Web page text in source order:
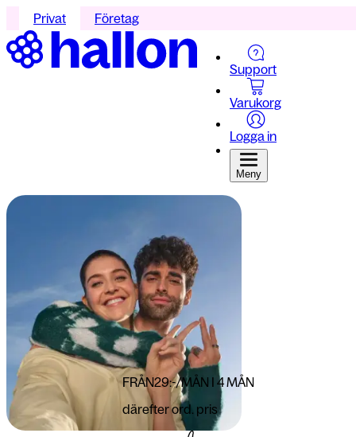
Privat Företag
Support
Varukorg
Logga in
Meny
FRÅN29:-/MÅN I 4 MÅN
därefter ord. pris